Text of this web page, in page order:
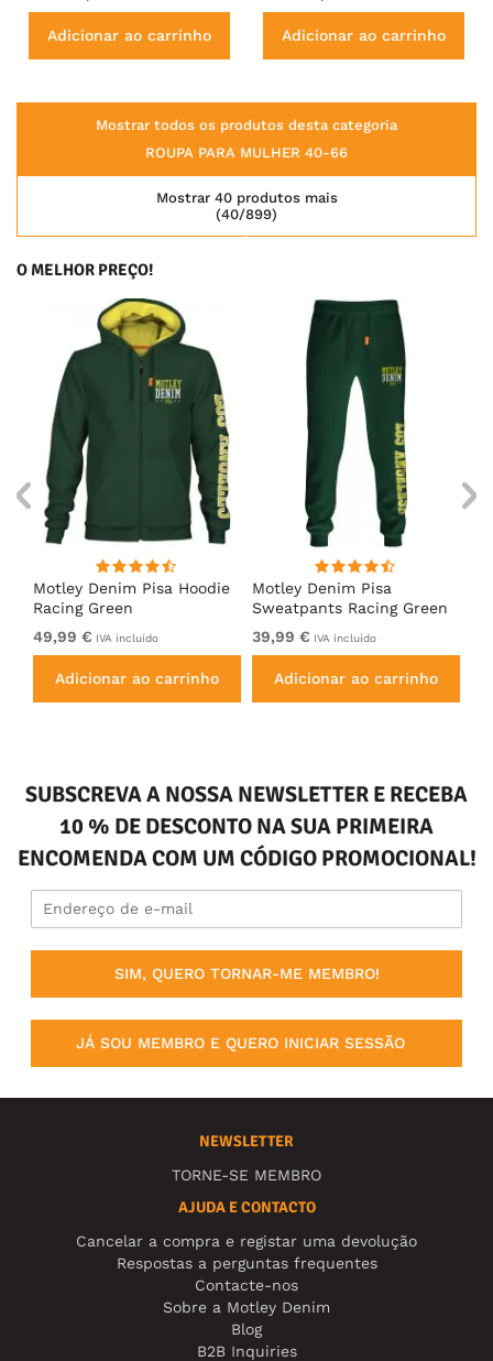
Adicionar ao carrinho Adicionar ao carrinho
Mostrar todos os produtos desta categoria
ROUPA PARA MULHER 40-66
(40/899)
Mostrar 40 produtos mais
O MELHOR PREÇO!
Motley Denim Pisa Hoodie
Racing Green
49,99 € IVA incluído
Adicionar ao carrinho
Motley Denim Pisa
Sweatpants Racing Green
39,99 € IVA incluído
Adicionar ao carrinho
SUBSCREVA A NOSSA NEWSLETTER E RECEBA
10 % DE DESCONTO NA SUA PRIMEIRA
ENCOMENDA COM UM CÓDIGO PROMOCIONAL!
SIM, QUERO TORNAR-ME MEMBRO!
JÁ SOU MEMBRO E QUERO INICIAR SESSÃO
NEWSLETTER
TORNE-SE MEMBRO
AJUDA E CONTACTO
Cancelar a compra e registar uma devolução
Respostas a perguntas frequentes
Contacte-nos
Sobre a Motley Denim
Blog
B2B Inquiries